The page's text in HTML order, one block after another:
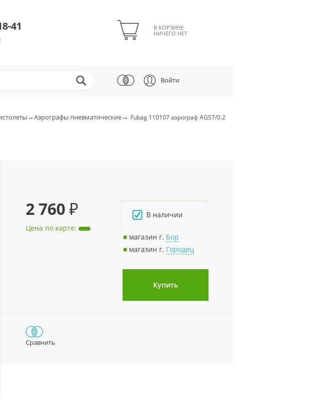
41
В КОРЗИНЕ
НИЧЕГО НЕТ
Войти
→Аэрографы пневматические→ Fubag 110107 аэрограф AGS7/0.2
2 760 ₽
Цена по карте:
В наличии
■ магазин г. Бор
■ магазин г. Городец
Купить
Сравнить